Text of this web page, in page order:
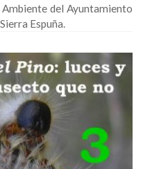
del Ayuntamiento
Espuña.